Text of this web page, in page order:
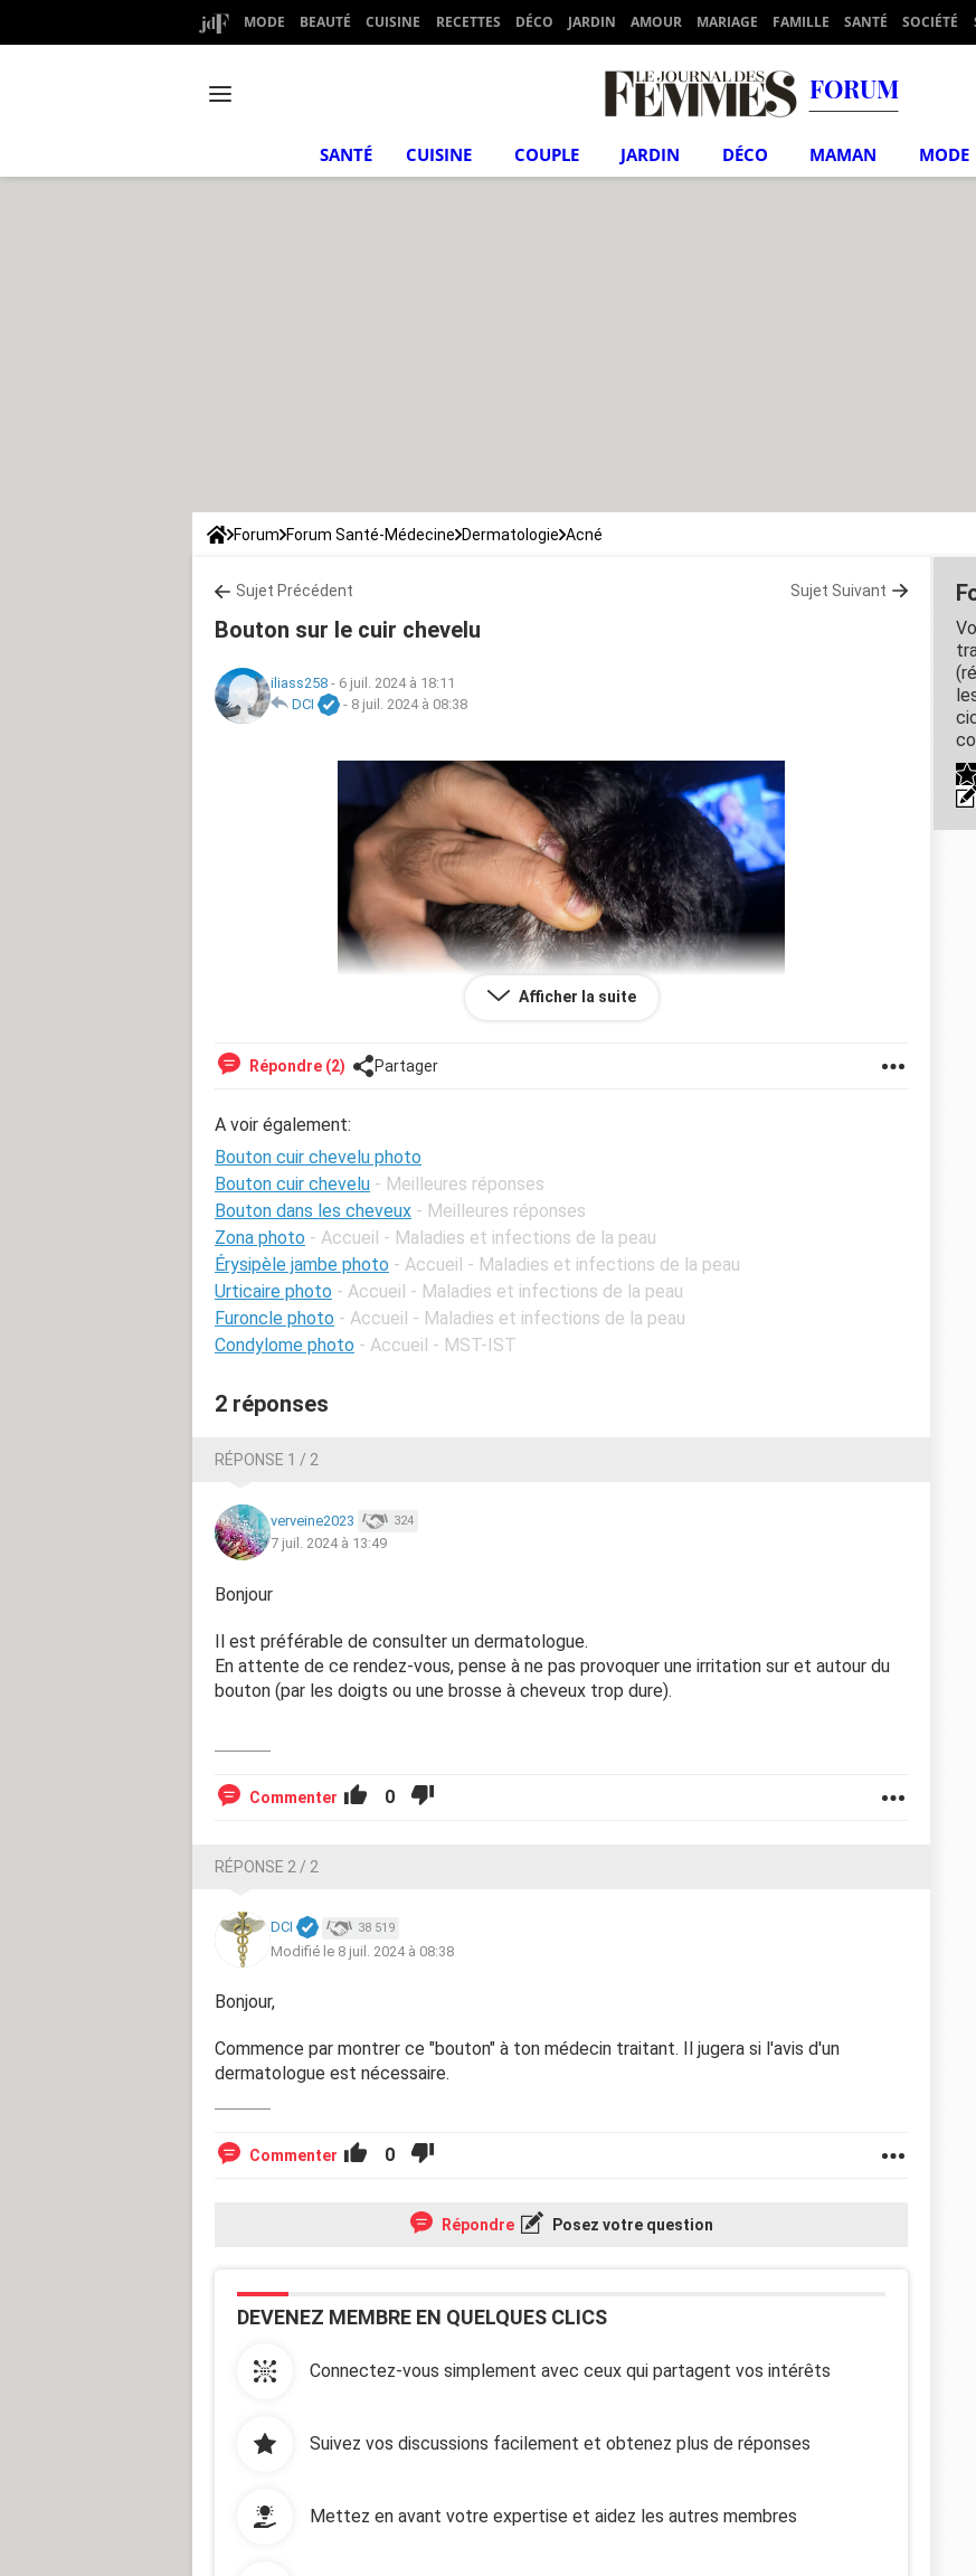
MODE BEAUTÉ CUISINE RECETTES DÉCO JARDIN AMOUR MARIAGE FAMILLE SANTÉ SOCIÉTÉ
FORUM
SANTÉ CUISINE COUPLE JARDIN DÉCO MAMAN MODE
Forum Forum Santé-Médecine Dermatologie Acné
Sujet Précédent Sujet Suivant
Bouton sur le cuir chevelu
iliass258 - 6 juil. 2024 à 18:11
DCI
- 8 juil. 2024 à 08:38
Bonjour,
Comme vous voyez sur l'image j'ai ce bouton assez dur , c'est quoi ? Et je dois voir un
dermatologue ?
Afficher la suite
Répondre (2) Partager
A voir également:
Bouton cuir chevelu photo
Bouton cuir chevelu - Meilleures réponses
Bouton dans les cheveux - Meilleures réponses
Zona photo - Accueil - Maladies et infections de la peau
Érysipèle jambe photo - Accueil - Maladies et infections de la peau
Urticaire photo - Accueil - Maladies et infections de la peau
Furoncle photo - Accueil - Maladies et infections de la peau
Condylome photo - Accueil - MST-IST
2 réponses
RÉPONSE 1 / 2
verveine2023 324
7 juil. 2024 à 13:49
Bonjour
Il est préférable de consulter un dermatologue.
En attente de ce rendez-vous, pense à ne pas provoquer une irritation sur et autour du
bouton (par les doigts ou une brosse à cheveux trop dure).
Commenter 0
RÉPONSE 2 / 2
DCI 38 519
Modifié le 8 juil. 2024 à 08:38
Bonjour,
Commence par montrer ce "bouton" à ton médecin traitant. Il jugera si l'avis d'un
dermatologue est nécessaire.
Commenter 0
Répondre Posez votre question
DEVENEZ MEMBRE EN QUELQUES CLICS
Connectez-vous simplement avec ceux qui partagent vos intérêts
Suivez vos discussions facilement et obtenez plus de réponses
Mettez en avant votre expertise et aidez les autres membres